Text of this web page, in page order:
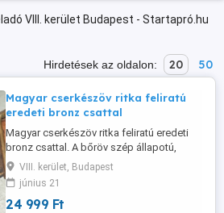
VIII. kerület Budapest - Startapró.hu
Hirdetések az oldalon: 20 50
Magyar cserkészöv ritka feliratú
eredeti bronz csattal
Magyar cserkészöv ritka feliratú eredeti
bronz csattal. A bőröv szép állapotú,
biztos nem eredeti 130 cm. hosszú és 33
mm. széles. Akinek nem inge, ne vegye
magára de "imádom" azokat akik: - "Nem
látják" a leírást, a méreteket és a képeket
VIII. kerület, Budapest
június 21
24 999 Ft